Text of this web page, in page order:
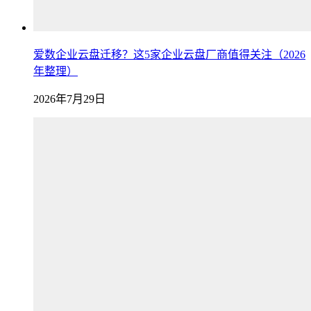
爱数企业云盘迁移？这5家企业云盘厂商值得关注（2026
年整理）
2026年7月29日